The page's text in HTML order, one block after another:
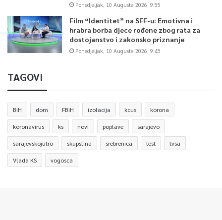
Ponedjeljak, 10 Augusta 2026, 9:55
Film “Identitet” na SFF-u: Emotivna i
hrabra borba djece rođene zbog rata za
dostojanstvo i zakonsko priznanje
Ponedjeljak, 10 Augusta 2026, 9:45
TAGOVI
BiH dom FBiH izolacija kcus korona
koronavirus ks novi poplave sarajevo
sarajevskojutro skupstina srebrenica test tvsa
Vlada KS vogosca